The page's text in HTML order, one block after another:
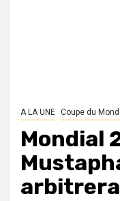
A LA UNE Coupe du
Mondial
arbitrera